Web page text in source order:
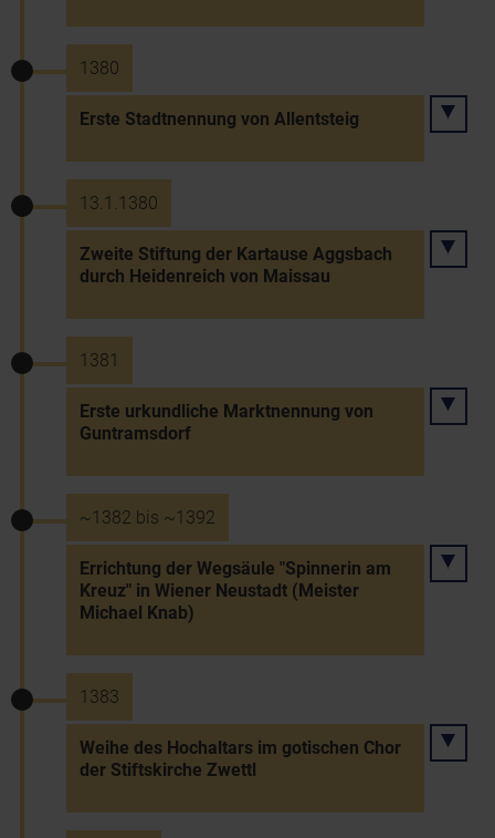
1380
Erste Stadtnennung von Allentsteig
13.1.1380
Zweite Stiftung der Kartause Aggsbach
durch Heidenreich von Maissau
1381
Erste urkundliche Marktnennung von
Guntramsdorf
~1382 bis ~1392
Errichtung der Wegsäule "Spinnerin am
Kreuz" in Wiener Neustadt (Meister
Michael Knab)
1383
Weihe des Hochaltars im gotischen Chor
der Stiftskirche Zwettl